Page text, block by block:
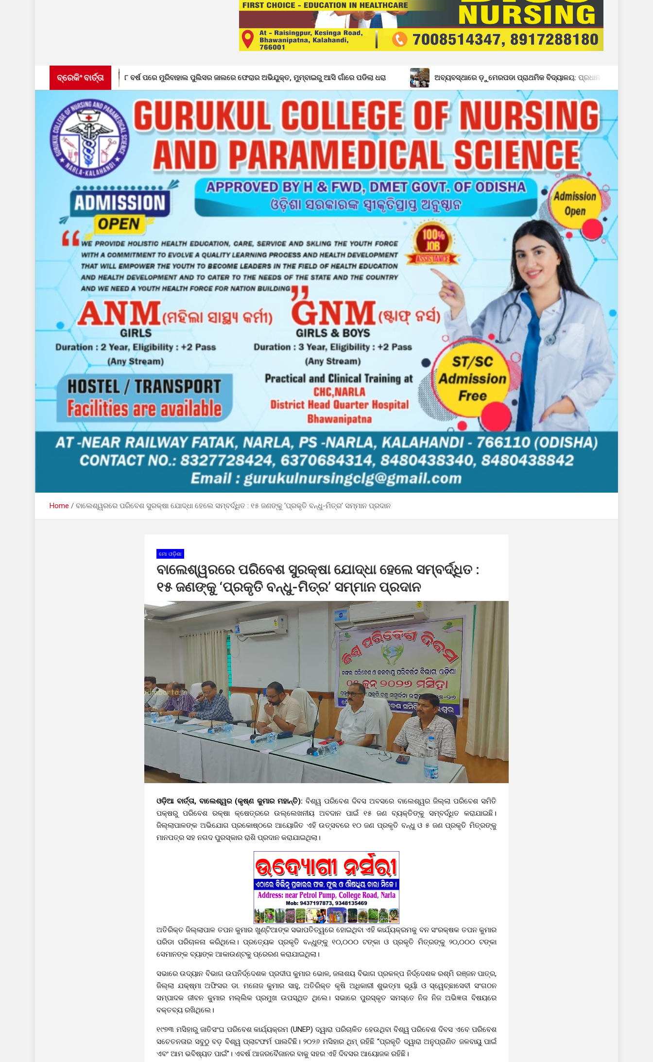
ବ୍ରେକିଂ ବାର୍ତ୍ତା
୮ ବର୍ଷ ପରେ ମୁରିବାହାଲ ପୁଲିସର ଜାଲରେ ଫେରାର ଅଭିଯୁକ୍ତ, ମୁମ୍ବାଇରୁ ଆସି ଗାଁରେ ପଡିଲା ଧରା ଅବ୍ୟବସ୍ଥାରେ ଡ଼ୁମେରପଡା ପ୍ରାଥମିକ ବିଦ୍ୟାଳୟ: ପ୍ରଧାନ ଶିକ୍ଷକଙ୍କ ମନମାନି ଯୋଗୁଁ ଶ୍ରେଣୀ
Home ବାଲେଶ୍ୱରରେ ପରିବେଶ ସୁରକ୍ଷା ଯୋଦ୍ଧା ହେଲେ ସମ୍ବର୍ଦ୍ଧିତ : ୧୫ ଜଣଙ୍କୁ ‘ପ୍ରକୃତି ବନ୍ଧୁ-ମିତ୍ର’ ସମ୍ମାନ ପ୍ରଦାନ
ମୋ ଓଡ଼ିଶା
ବାଲେଶ୍ୱରରେ ପରିବେଶ ସୁରକ୍ଷା ଯୋଦ୍ଧା ହେଲେ ସମ୍ବର୍ଦ୍ଧିତ :
୧୫ ଜଣଙ୍କୁ ‘ପ୍ରକୃତି ବନ୍ଧୁ-ମିତ୍ର’ ସମ୍ମାନ ପ୍ରଦାନ
ଓଡ଼ିଆ ବାର୍ତ୍ତା, ବାଲେଶ୍ୱର (କୃଷ୍ଣ କୁମାର ମହାନ୍ତି): ବିଶ୍ୱ ପରିବେଶ ଦିବସ ଅବସରେ ବାଲେଶ୍ୱର ଜିଲ୍ଲା ପରିବେଶ ସମିତି
ପକ୍ଷରୁ ପରିବେଶ ରକ୍ଷା କ୍ଷେତ୍ରରେ ଉଲ୍ଲେଖନୀୟ ଅବଦାନ ପାଇଁ ୧୫ ଜଣ ବ୍ୟକ୍ତିଙ୍କୁ ସମ୍ବର୍ଦ୍ଧିତ କରାଯାଇଛି।
ଜିଲ୍ଲାପାଳଙ୍କ ଅଭିଯୋଗ ପ୍ରକୋଷ୍ଠରେ ଆୟୋଜିତ ଏହି ଉତ୍ସବରେ ୧୦ ଜଣ ପ୍ରକୃତି ବନ୍ଧୁ ଓ ୫ ଜଣ ପ୍ରକୃତି ମିତ୍ରଙ୍କୁ
ମାନପତ୍ର ସହ ନଗଦ ପୁରସ୍କାର ରାଶି ପ୍ରଦାନ କରାଯାଇଥିଲା।
ଅତିରିକ୍ତ ଜିଲ୍ଲାପାଳ ତପନ କୁମାର ଖୁଣ୍ଟିଆଙ୍କ ସଭାପତିତ୍ୱରେ ହୋଇଥିବା ଏହି କାର୍ଯ୍ୟକ୍ରମକୁ ବନ ସଂରକ୍ଷକ ତପନ କୁମାର
ପରିଡା ପରିଚାଳନା କରିଥିଲେ। ପ୍ରତ୍ୟେକ ପ୍ରକୃତି ବନ୍ଧୁଙ୍କୁ ୧୦,୦୦୦ ଟଙ୍କା ଓ ପ୍ରକୃତି ମିତ୍ରଙ୍କୁ ୨୦,୦୦୦ ଟଙ୍କା
ସେମାନଙ୍କ ବ୍ୟାଙ୍କ ଆକାଉଣ୍ଟକୁ ପ୍ରେରଣ କରାଯାଇଥିଲା।
ସଭାରେ ଉଦ୍ୟାନ ବିଭାଗ ଉପନିର୍ଦ୍ଦେଶକ ପ୍ରଦୀପ କୁମାର ଭୋଳ, ଜଳାଶୟ ବିଭାଗ ପ୍ରକଳ୍ପ ନିର୍ଦ୍ଦେଶକ ରଶ୍ମି ରଞ୍ଜନ ପାତ୍ର,
ଜିଲ୍ଲା ଯକ୍ଷ୍ମା ଅଫିସର ଡା. ମନୋଜ କୁମାର ସାହୁ, ଅତିରିକ୍ତ କୃଷି ଅଧିକାରୀ ଶୁଭତ୍ମା ଭୂୟାଁ ଓ ସ୍ୱେଚ୍ଛାସେବୀ ସଂଗଠନ
ସମ୍ପାଦକ ଜୀବନ କୁମାର ମଲ୍ଲିକ ପ୍ରମୁଖ ଉପସ୍ଥିତ ଥିଲେ। ସଭାରେ ପୁରସ୍କୃତ ସମସ୍ତେ ନିଜ ନିଜ ଅଭିଜ୍ଞତା ବିଷୟରେ
ବକ୍ତବ୍ୟ ରଖିଥିଲେ।
୧୯୭୩ ମସିହାରୁ ଜାତିସଂଘ ପରିବେଶ କାର୍ଯ୍ୟକ୍ରମ (UNEP) ଦ୍ୱାରା ପରିଚାଳିତ ହେଉଥିବା ବିଶ୍ୱ ପରିବେଶ ଦିବସ ଏବେ ପରିବେଶ
ସଚେତନତାର ସବୁଠୁ ବଡ଼ ବିଶ୍ୱ ପ୍ଲାଟଫର୍ମ ପାଲଟିଛି। ୨୦୨୬ ମସିହାର ଥିମ୍ ରହିଛି “ପ୍ରକୃତି ଦ୍ୱାରା ଅନୁପ୍ରାଣିତ ଜଳବାୟୁ ପାଇଁ
ଏବଂ ଆମ ଭବିଷ୍ୟତ ପାଇଁ”। ଏବର୍ଷ ଆଜରବୈଜାନର ବାକୁ ସହର ଏହି ଦିବସର ଆୟୋଜକ ରହିଛି।